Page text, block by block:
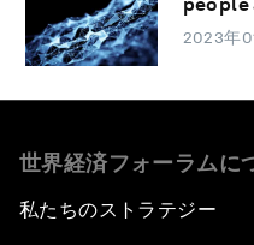
2023年
世界経済フォーラムに
私たちのストラテジー